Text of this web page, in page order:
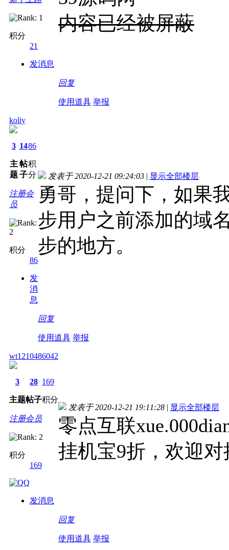
积分
21
发消息
内容已经被屏蔽
回复
使用道具 举报
koliy
3
主
题
14
帖
子
86
积
分
注册会
员
积分
86
发
消
息
发表于 2020-12-21 09:24:03 | 显示全部楼层
勇哥，提问下，如果
步用户之前添加的域
步的地方。
回复
使用道具 举报
wt1210486042
3
主题
28
帖子
169
积分
注册会员
积分
169
发消息
发表于 2020-12-21 19:11:28 | 显示全部楼层
零点互联
挂机宝9折，欢迎对
回复
使用道具 举报